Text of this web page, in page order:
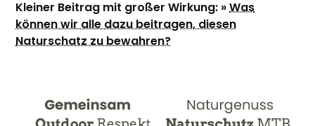
Kleiner Beitrag mit großer Wirkung: »Was
können wir alle dazu beitragen, diesen
Naturschatz zu bewahren?